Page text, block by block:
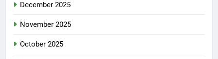
December 2025
November 2025
October 2025